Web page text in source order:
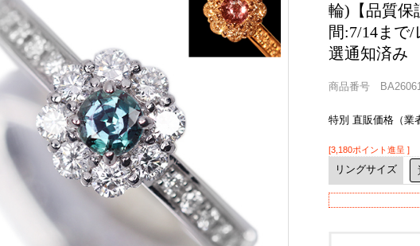
輪)【品質保
間:7/14まで
選通知済み
商品番号
特別 直販価格（業
[3,180ポイント進呈 ]
リングサイズ